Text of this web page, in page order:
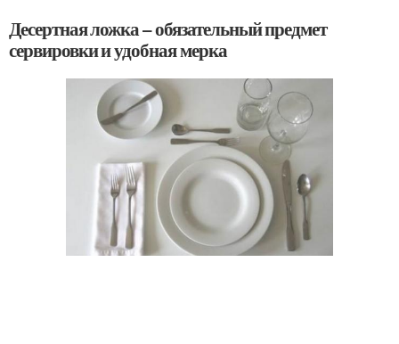
Десертная ложка – обязательный предмет
сервировки и удобная мерка